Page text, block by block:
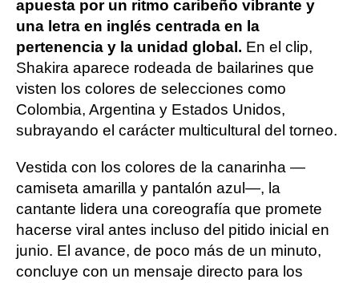
apuesta por un ritmo caribeño vibrante y
una letra en inglés centrada en la
pertenencia y la unidad global. En el clip,
Shakira aparece rodeada de bailarines que
visten los colores de selecciones como
Colombia, Argentina y Estados Unidos,
subrayando el carácter multicultural del torneo.
Vestida con los colores de la canarinha —
camiseta amarilla y pantalón azul—, la
cantante lidera una coreografía que promete
hacerse viral antes incluso del pitido inicial en
junio. El avance, de poco más de un minuto,
concluye con un mensaje directo para los